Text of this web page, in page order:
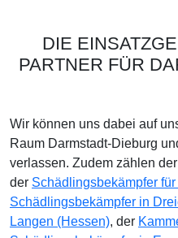
DIE
PARTNER FÜR
Wir können uns dabei auf
Raum Darmstadt-Dieburg
verlassen. Zudem zählen der
der Schädlingsbekämpfer
Schädlingsbekämpfer in
Langen (Hessen), der